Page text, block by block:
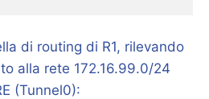
di routing di R1, rilevando
alla rete 172.16.99.0/24
(Tunnel0):